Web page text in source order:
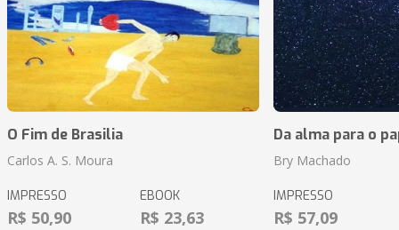
O Fim de Brasilia
Carlos A. S. Moura
IMPRESSO
R$ 50,90
EBOOK
R$ 23,63
Da alma para o
Bry Machado
IMPRESSO
R$ 57,09